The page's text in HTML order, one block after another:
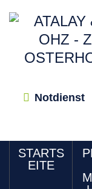
Notdienst
STARTS
EITE